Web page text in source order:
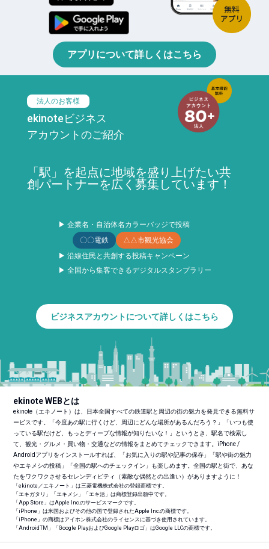
アプリについて詳しくはこちら
法人のお客様
ekinoteビジネス
アカウントのご紹介
「駅」を起点に地域を盛り上げたい共
創パートナーを広く募集しています！
▶ 企業名・自治体名カラーバッジで投稿
〇〇電鉄
△△市観光協会
▶ 沿線住民と共創する投稿キャンペーン
▶ 全国から集客できるデジタルスタンプラリー
ビジネスアカウントについて詳しくはこちら
ekinote WEBとは
ekinote（エキノート）は、日本全国すべての鉄道駅と周辺の街の魅力を発見できる無料サ
ービスです。「今度あの駅に行くけど、周辺にどんな場所があるんだろう？」「いつも使
っている駅だけど、もっとディープな情報が知りたいな！」というとき、駅名で検索し
て、観光・グルメ・買い物・交通などの情報をまとめてチェックできます。iPhone /
Androidアプリをインストールすれば、「お気に入りの駅や記事の保存」「駅や街の魅力
やエキメシの投稿」「全国の駅へのチェックイン」も楽しめます。全国の駅と街で、あな
たをワクワクさせるセレンディピティ（素敵な偶然との出逢い）がありますように！
「ekinote／エキノート」は三菱電機株式会社の登録商標です。
「エキガタリ」「エキメシ」「エキ活」は商標登録出願中です。
「App Store」はApple Inc.のサービスマークです。
「iPhone」は米国およびその他の国で登録されたApple Inc.の商標です。
「iPhone」の商標はアイホン株式会社のライセンスに基づき使用されています。
「AndroidTM 」「Google PlayおよびGoogle Playロゴ」はGoogle LLCの商標です。